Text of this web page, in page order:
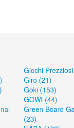
Giochi
Giro (21)
Goki (153)
GOWI (44)
Green Board
(23)